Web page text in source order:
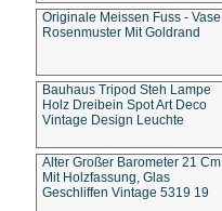
Originale Meissen Fuss - Vase
Rosenmuster Mit Goldrand
Bauhaus Tripod Steh Lampe
Holz Dreibein Spot Art Deco
Vintage Design Leuchte
Alter Großer Barometer 21 Cm
Mit Holzfassung, Glas
Geschliffen Vintage 5319 19